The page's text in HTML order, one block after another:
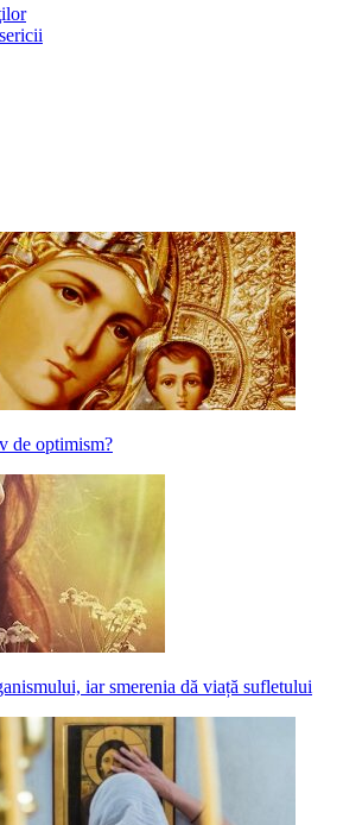
de optimism?
iar smerenia dă viață sufletului